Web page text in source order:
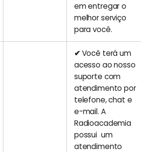
em entregar o
melhor serviço
para você.
✔Você terá um
acesso ao nosso
suporte com
atendimento por
telefone, chat e
e-mail. A
Radioacademia
possui um
atendimento